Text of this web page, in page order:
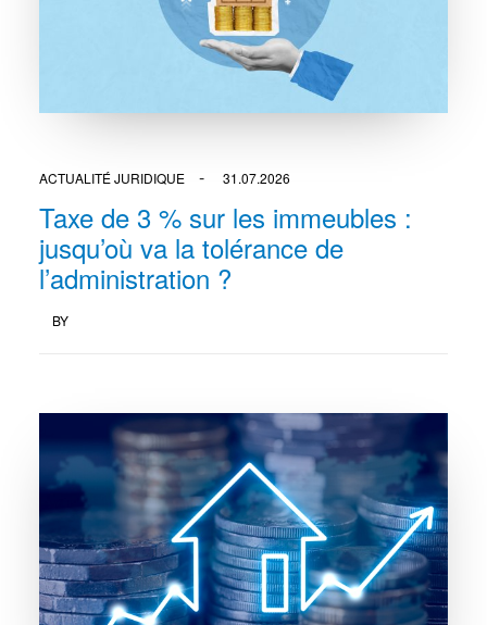
ACTUALITÉ JURIDIQUE 31.07.2026
Taxe de 3 % sur les immeubles :
jusqu’où va la tolérance de
l’administration ?
BY